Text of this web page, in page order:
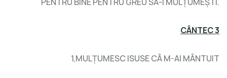
CÂNTEC 3
1,MULŢUMESC ISUSE CÂ M-AI MÂNTUIT